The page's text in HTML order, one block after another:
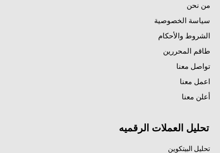
من نحن
سياسة الخصوصية
الشروط والأحكام
طاقم المحررين
تواصل معنا
اعمل معنا
أعلن معنا
تحليل العملات الرقميه
تحليل البيتكوين